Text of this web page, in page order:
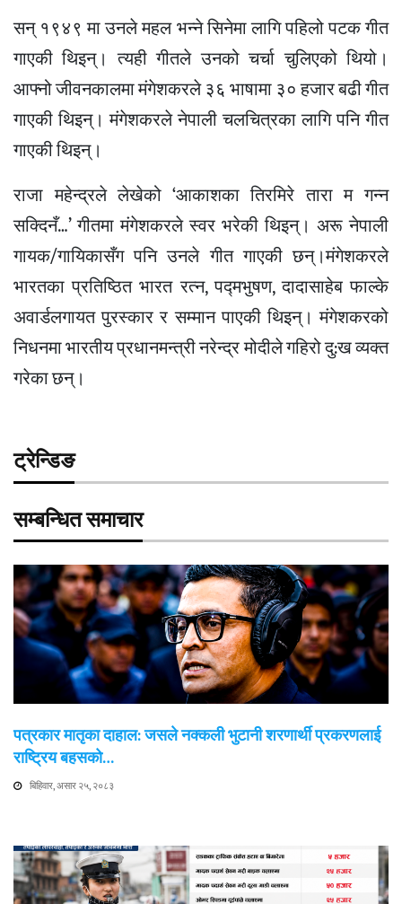
सन् १९४९ मा उनले महल भन्ने सिनेमा लागि पहिलो पटक गीत
गाएकी थिइन्। त्यही गीतले उनको चर्चा चुलिएको थियो।
आफ्नो जीवनकालमा मंगेशकरले ३६ भाषामा ३० हजार बढी गीत
गाएकी थिइन्। मंगेशकरले नेपाली चलचित्रका लागि पनि गीत
गाएकी थिइन्।
राजा महेन्द्रले लेखेको ‘आकाशका तिरमिरे तारा म गन्न
सक्दिनँ…’ गीतमा मंगेशकरले स्वर भरेकी थिइन्। अरू नेपाली
गायक/गायिकासँग पनि उनले गीत गाएकी छन्।मंगेशकरले
भारतका प्रतिष्ठित भारत रत्न, पद्मभुषण, दादासाहेब फाल्के
अवार्डलगायत पुरस्कार र सम्मान पाएकी थिइन्। मंगेशकरको
निधनमा भारतीय प्रधानमन्त्री नरेन्द्र मोदीले गहिरो दु:ख व्यक्त
गरेका छन्।
ट्रेन्डिङ
सम्बन्धित समाचार
पत्रकार मातृका दाहाल: जसले नक्कली भुटानी शरणार्थी प्रकरणलाई
राष्ट्रिय बहसको…
बिहिवार, असार २५, २०८३